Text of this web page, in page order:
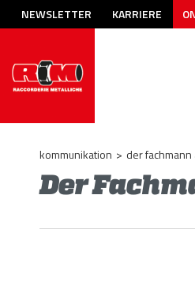
NEWSLETTER KARRIERE
kommunikation > der
Der